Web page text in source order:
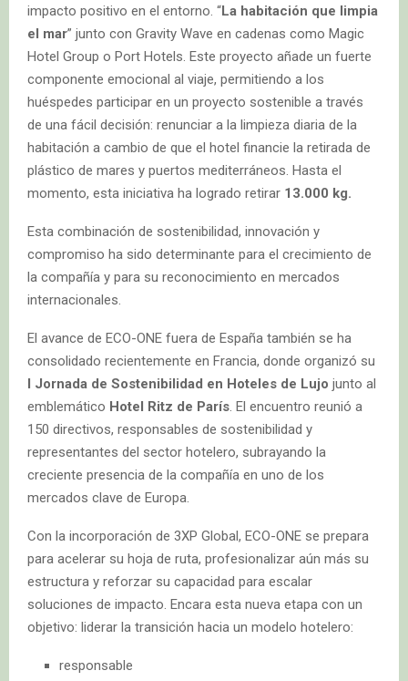
impacto positivo en el entorno. “La habitación que limpia
el mar” junto con Gravity Wave en cadenas como Magic
Hotel Group o Port Hotels. Este proyecto añade un fuerte
componente emocional al viaje, permitiendo a los
huéspedes participar en un proyecto sostenible a través
de una fácil decisión: renunciar a la limpieza diaria de la
habitación a cambio de que el hotel financie la retirada de
plástico de mares y puertos mediterráneos. Hasta el
momento, esta iniciativa ha logrado retirar 13.000 kg.
Esta combinación de sostenibilidad, innovación y
compromiso ha sido determinante para el crecimiento de
la compañía y para su reconocimiento en mercados
internacionales.
El avance de ECO-ONE fuera de España también se ha
consolidado recientemente en Francia, donde organizó su
I Jornada de Sostenibilidad en Hoteles de Lujo junto al
emblemático Hotel Ritz de París. El encuentro reunió a
150 directivos, responsables de sostenibilidad y
representantes del sector hotelero, subrayando la
creciente presencia de la compañía en uno de los
mercados clave de Europa.
Con la incorporación de 3XP Global, ECO-ONE se prepara
para acelerar su hoja de ruta, profesionalizar aún más su
estructura y reforzar su capacidad para escalar
soluciones de impacto. Encara esta nueva etapa con un
objetivo: liderar la transición hacia un modelo hotelero:
responsable